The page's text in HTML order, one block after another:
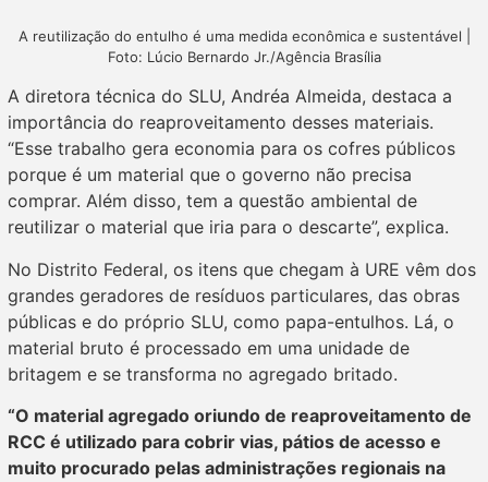
A reutilização do entulho é uma medida econômica e sustentável |
Foto: Lúcio Bernardo Jr./Agência Brasília
A diretora técnica do SLU, Andréa Almeida, destaca a
importância do reaproveitamento desses materiais.
“Esse trabalho gera economia para os cofres públicos
porque é um material que o governo não precisa
comprar. Além disso, tem a questão ambiental de
reutilizar o material que iria para o descarte”, explica.
No Distrito Federal, os itens que chegam à URE vêm dos
grandes geradores de resíduos particulares, das obras
públicas e do próprio SLU, como papa-entulhos. Lá, o
material bruto é processado em uma unidade de
britagem e se transforma no agregado britado.
“O material agregado oriundo de reaproveitamento de
RCC é utilizado para cobrir vias, pátios de acesso e
muito procurado pelas administrações regionais na